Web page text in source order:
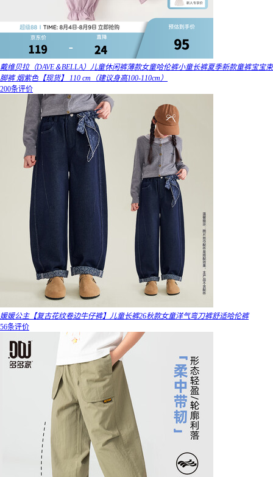
戴维贝拉（DAVE＆BELLA）儿童休闲裤薄款女童哈伦裤小童长裤夏季新款童裤宝宝束
脚裤 烟紫色【现货】 110 cm（建议身高100-110cm）
200条评价
媛媛公主【复古花纹卷边牛仔裤】儿童长裤26秋款女童洋气弯刀裤舒适哈伦裤
56条评价